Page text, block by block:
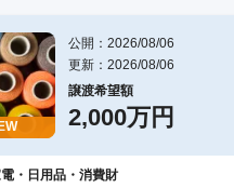
公開：2026/08/06
更新：2026/08/06
譲渡希望額
2,000万円
・日用品・消費財